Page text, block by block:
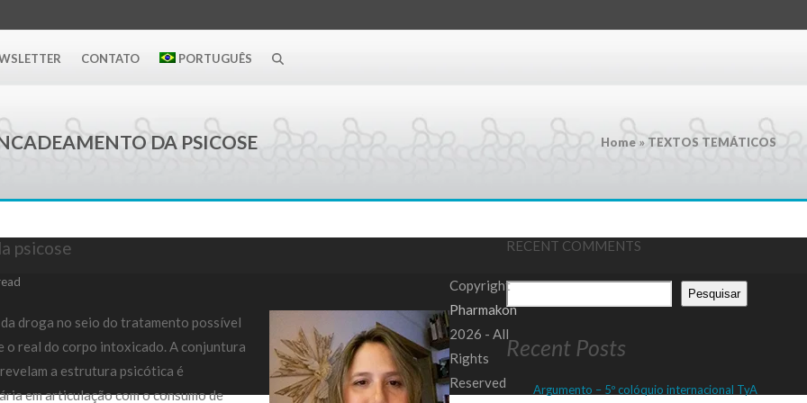
CONTATO PORTUGUÊS
DA PSICOSE Home » TEXTOS TEMÁTICOS
psicose
droga no seio do tratamento possível
o real do corpo intoxicado. A conjuntura
a estrutura psicótica é
em articulação com o consumo de
RECENT COMMENTS
Pesquisar
Recent Posts
Argumento – 5º colóquio internacional TyA
Copyright
Pharmakon
2026 - All
Rights
Reserved